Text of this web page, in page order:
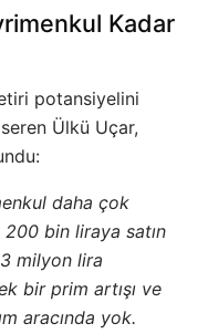
Kadar
potansiyelini
Ülkü Uçar,
daha çok
200 bin liraya satın
milyon lira
bir prim artışı ve
aracında yok.